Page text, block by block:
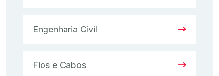
Engenharia Civil
Fios e Cabos